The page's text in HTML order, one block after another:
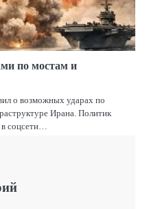
по мостам и
о возможных ударах по
Ирана. Политик
соцсети…